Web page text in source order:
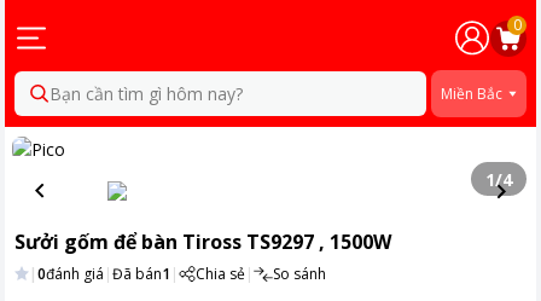
0
Bạn cần tìm gì hôm nay? Miền Bắc
1/4
Sưởi gốm để bàn Tiross TS9297 , 1500W
|0đánh giá |Đã bán1 | Chia sẻ| So sánh